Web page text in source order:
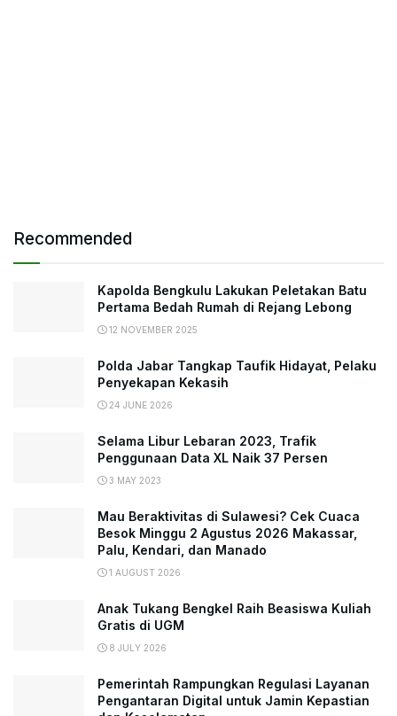
Recommended
Kapolda Bengkulu Lakukan Peletakan Batu
Pertama Bedah Rumah di Rejang Lebong
12 NOVEMBER 2025
Polda Jabar Tangkap Taufik Hidayat, Pelaku
Penyekapan Kekasih
24 JUNE 2026
Selama Libur Lebaran 2023, Trafik
Penggunaan Data XL Naik 37 Persen
3 MAY 2023
Mau Beraktivitas di Sulawesi? Cek Cuaca
Besok Minggu 2 Agustus 2026 Makassar,
Palu, Kendari, dan Manado
1 AUGUST 2026
Anak Tukang Bengkel Raih Beasiswa Kuliah
Gratis di UGM
8 JULY 2026
Pemerintah Rampungkan Regulasi Layanan
Pengantaran Digital untuk Jamin Kepastian